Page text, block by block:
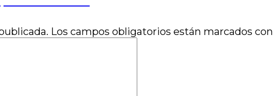
Los campos obligatorios están marcados con